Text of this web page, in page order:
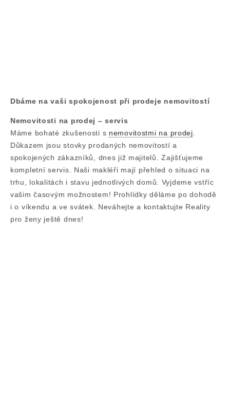
Dbáme na vaši spokojenost při prodeje nemovitostí
Nemovitosti na prodej – servis
Máme bohaté zkušenosti s nemovitostmi na prodej.
Důkazem jsou stovky prodaných nemovitostí a
spokojených zákazníků, dnes již majitelů. Zajišťujeme
kompletní servis. Naši makléři mají přehled o situaci na
trhu, lokalitách i stavu jednotlivých domů. Vyjdeme vstříc
vašim časovým možnostem! Prohlídky děláme po dohodě
i o víkendu a ve svátek. Neváhejte a kontaktujte Reality
pro ženy ještě dnes!